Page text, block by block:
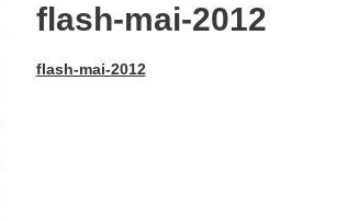
flash-mai-2012
flash-mai-2012